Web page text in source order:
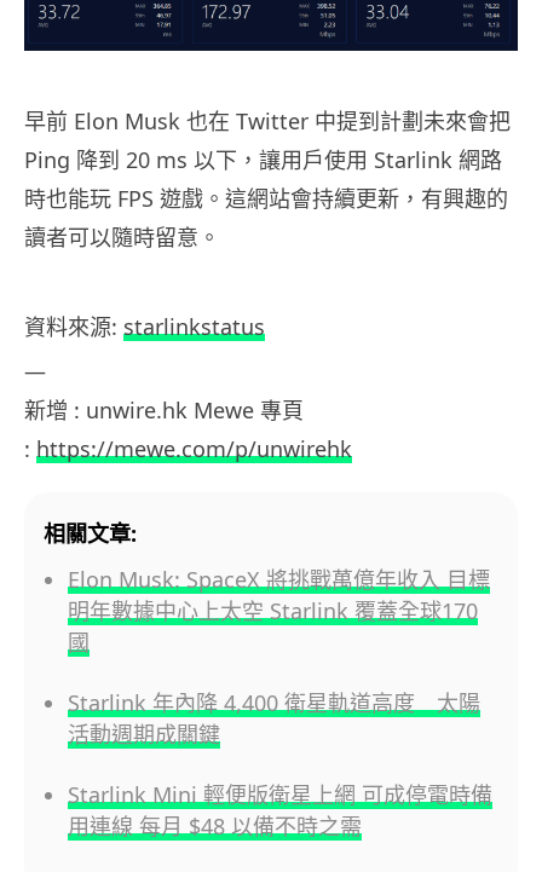
早前 Elon Musk 也在 Twitter 中提到計劃未來會把
Ping 降到 20 ms 以下，讓用戶使用 Starlink 網路
時也能玩 FPS 遊戲。這網站會持續更新，有興趣的
讀者可以隨時留意。
資料來源: starlinkstatus
—
新增 : unwire.hk Mewe 專頁
: https://mewe.com/p/unwirehk
相關文章:
Elon Musk: SpaceX 將挑戰萬億年收入 目標
明年數據中心上太空 Starlink 覆蓋全球170
國
Starlink 年內降 4,400 衛星軌道高度 太陽
活動週期成關鍵
Starlink Mini 輕便版衛星上網 可成停電時備
用連線 每月 $48 以備不時之需